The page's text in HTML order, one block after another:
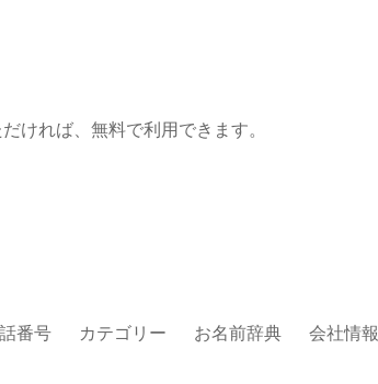
ければ、無料で利用できます。
番号 カテゴリー お名前辞典 会社情報